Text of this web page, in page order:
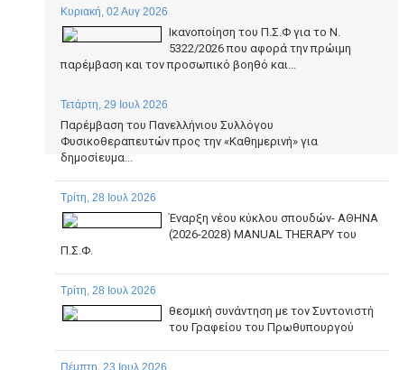
Κυριακή, 02 Αυγ 2026
Ικανοποίηση του Π.Σ.Φ για το Ν.
5322/2026 που αφορά την πρώιμη
παρέμβαση και τον προσωπικό βοηθό και...
Τετάρτη, 29 Ιουλ 2026
Παρέμβαση του Πανελλήνιου Συλλόγου
Φυσικοθεραπευτών προς την «Καθημερινή» για
δημοσίευμα...
Τρίτη, 28 Ιουλ 2026
Έναρξη νέου κύκλου σπουδών- ΑΘΗΝΑ
(2026-2028) MANUAL THERAPY του
Π.Σ.Φ.
Τρίτη, 28 Ιουλ 2026
θεσμική συνάντηση με τον Συντονιστή
του Γραφείου του Πρωθυπουργού
Πέμπτη, 23 Ιουλ 2026